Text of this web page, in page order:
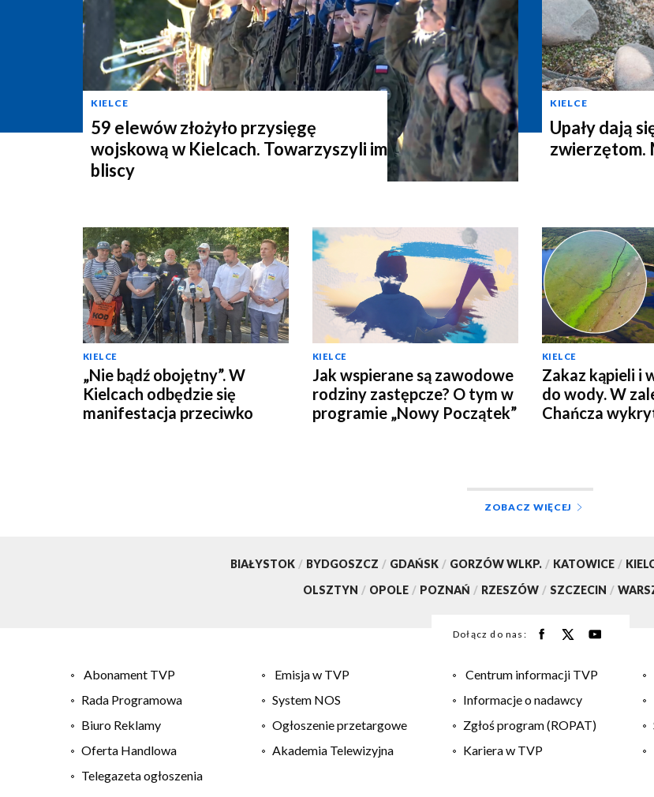
KIELCE
59 elewów złożyło przysięgę
wojskową w Kielcach. Towarzyszyli im
bliscy
KIELCE
Upały dają
zwierzętom.
KIELCE
„Nie bądź obojętny”. W
Kielcach odbędzie się
manifestacja przeciwko
KIELCE
Jak wspierane są zawodowe
rodziny zastępcze? O tym w
programie „Nowy Początek”
KIELCE
Zakaz kąpieli i
do wody. W
Chańcza
ZOBACZ WIĘCEJ
BIAŁYSTOK / BYDGOSZCZ / GDAŃSK / GORZÓW WLKP. / KATOWICE /
OLSZTYN / OPOLE / POZNAŃ / RZESZÓW / SZCZECIN /
Dołącz do nas:
Abonament TVP Emisja w TVP Centrum informacji TVP
Rada Programowa
System NOS Informacje o nadawcy
Biuro Reklamy
Ogłoszenie przetargowe Zgłoś program (ROPAT)
Oferta Handlowa
Akademia Telewizyjna Kariera w TVP
Telegazeta ogłoszenia